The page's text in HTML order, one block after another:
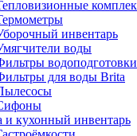
инвентарь
воды
водоподготовки
для воды Brita
и кухонный инвентарь